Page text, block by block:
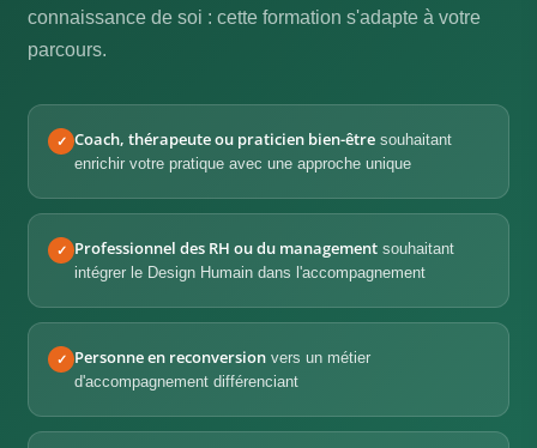
connaissance de soi : cette formation s'adapte à votre
parcours.
✓ Coach, thérapeute ou praticien bien-être souhaitant
enrichir votre pratique avec une approche unique
✓ Professionnel des RH ou du management souhaitant
intégrer le Design Humain dans l'accompagnement
✓ Personne en reconversion vers un métier
d'accompagnement différenciant